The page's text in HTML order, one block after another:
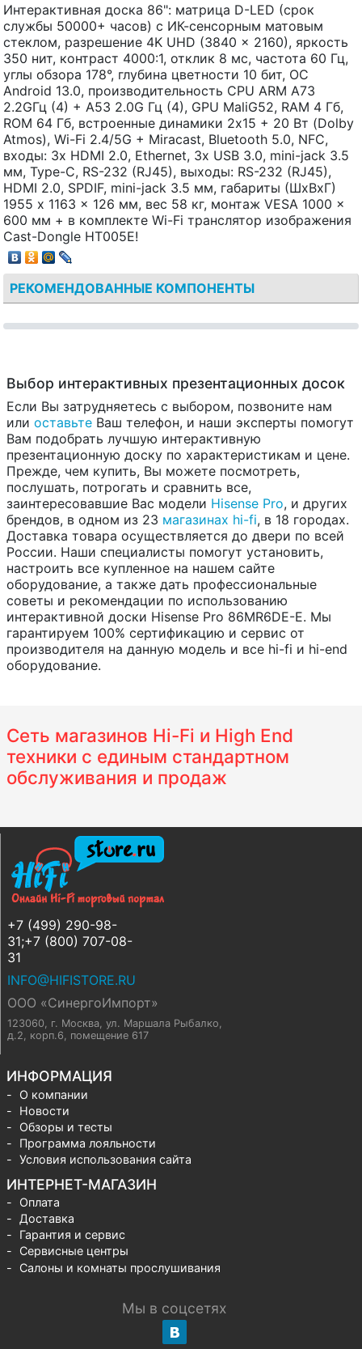
Интерактивная доска 86": матрица D-LED (срок
службы 50000+ часов) с ИК-сенсорным матовым
стеклом, разрешение 4K UHD (3840 x 2160), яркость
350 нит, контраст 4000:1, отклик 8 мс, частота 60 Гц,
углы обзора 178°, глубина цветности 10 бит, ОС
Android 13.0, производительность CPU ARM A73
2.2GГц (4) + A53 2.0G Гц (4), GPU MaliG52, RAM 4 Гб,
ROM 64 Гб, встроенные динамики 2х15 + 20 Вт (Dolby
Atmos), Wi-Fi 2.4/5G + Miracast, Bluetooth 5.0, NFC,
входы: 3х HDMI 2.0, Ethernet, 3х USB 3.0, mini-jack 3.5
мм, Type-C, RS-232 (RJ45), выходы: RS-232 (RJ45),
HDMI 2.0, SPDIF, mini-jack 3.5 мм, габариты (ШхВхГ)
1955 x 1163 x 126 мм, вес 58 кг, монтаж VESA 1000 x
600 мм + в комплекте Wi-Fi транслятор изображения
Cast-Dongle HT005E!
РЕКОМЕНДОВАННЫЕ КОМПОНЕНТЫ
Выбор интерактивных презентационных досок
Если Вы затрудняетесь с выбором, позвоните нам
или оставьте Ваш телефон, и наши эксперты помогут
Вам подобрать лучшую интерактивную
презентационную доску по характеристикам и цене.
Прежде, чем купить, Вы можете посмотреть,
послушать, потрогать и сравнить все,
заинтересовавшие Вас модели Hisense Pro, и других
брендов, в одном из 23 магазинах hi-fi, в 18 городах.
Доставка товара осуществляется до двери по всей
России. Наши специалисты помогут установить,
настроить все купленное на нашем сайте
оборудование, а также дать профессиональные
советы и рекомендации по использованию
интерактивной доски Hisense Pro 86MR6DE-E. Мы
гарантируем 100% сертификацию и сервис от
производителя на данную модель и все hi-fi и hi-end
оборудование.
Сеть магазинов Hi-Fi и High End
техники с единым стандартном
обслуживания и продаж
+7 (499) 290-98-
31;+7 (800) 707-08-
31
INFO@HIFISTORE.RU
ООО «СинергоИмпорт»
123060, г. Москва, ул. Маршала Рыбалко,
д.2, корп.6, помещение 617
ИНФОРМАЦИЯ
О компании
Новости
Обзоры и тесты
Программа лояльности
Условия использования сайта
ИНТЕРНЕТ-МАГАЗИН
Оплата
Доставка
Гарантия и сервис
Сервисные центры
Салоны и комнаты прослушивания
Мы в соцсетях